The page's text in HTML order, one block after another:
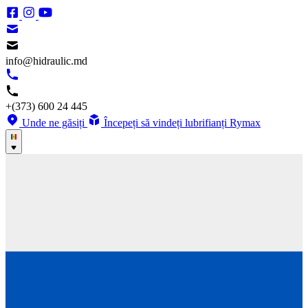
info@hidraulic.md
+(373) 600 24 445
Unde ne găsiți
Începeți să vindeți lubrifianți Rymax